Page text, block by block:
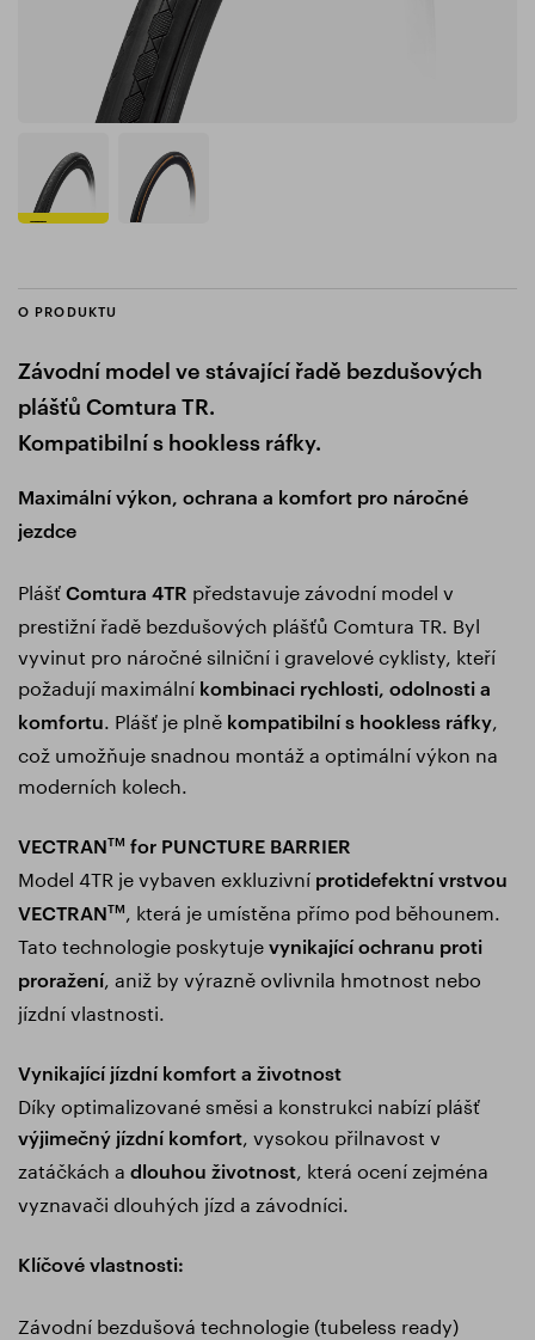
O PRODUKTU
Závodní model ve stávající řadě bezdušových
plášťů Comtura TR.
Kompatibilní s hookless ráfky.
Maximální výkon, ochrana a komfort pro náročné
jezdce
Plášť Comtura 4TR představuje závodní model v
prestižní řadě bezdušových plášťů Comtura TR. Byl
vyvinut pro náročné silniční i gravelové cyklisty, kteří
požadují maximální kombinaci rychlosti, odolnosti a
komfortu . Plášť je plně kompatibilní s hookless ráfky
což umožňuje snadnou montáž a optimální výkon na
moderních kolech.
VECTRANTM for PUNCTURE BARRIER
Model 4TR je vybaven exkluzivní protidefektní vrstvou
VECTRANTM
, která je umístěna přímo pod běhounem.
Tato technologie poskytuje vynikající ochranu proti
proražení, aniž by výrazně ovlivnila hmotnost nebo
jízdní vlastnosti.
Vynikající jízdní komfort a životnost
Díky optimalizované směsi a konstrukci nabízí plášť
výjimečný jízdní komfort , vysokou přilnavost v
zatáčkách a dlouhou životnost , která ocení zejména
vyznavači dlouhých jízd a závodníci.
Klíčové vlastnosti:
Závodní bezdušová technologie (tubeless ready)